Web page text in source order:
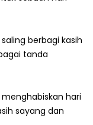
berbagi kasih
tanda
menghabiskan hari
sayang dan